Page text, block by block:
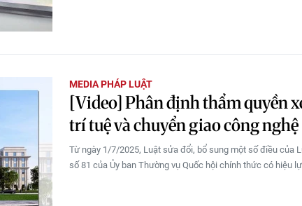
MEDIA PHÁP LUẬT
[Video] Phân định thẩm quyền
trí tuệ và chuyển giao công nghệ
Từ ngày 1/7/2025, Luật sửa đổi, bổ sung một số điều của
số 81 của Ủy ban Thường vụ Quốc hội chính thức có hiệu